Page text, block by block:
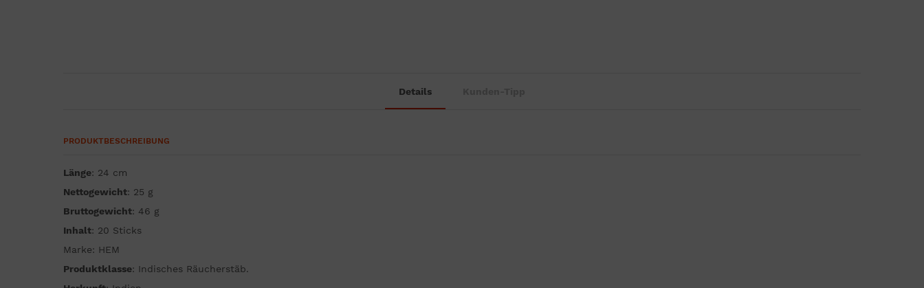
Details
PRODUKTBESCHREIBUNG
Länge: 24 cm
Nettogewicht: 25 g
Bruttogewicht: 46 g
Inhalt: 20 Sticks
Marke: HEM
Produktklasse: Indisches Räucherstäb.